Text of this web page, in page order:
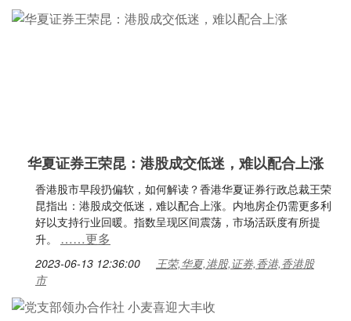
华夏证券王荣昆：港股成交低迷，难以配合上涨
香港股市早段扔偏软，如何解读？香港华夏证券行政总裁王荣
昆指出：港股成交低迷，难以配合上涨。内地房企仍需更多利
好以支持行业回暖。指数呈现区间震荡，市场活跃度有所提
升。 ……更多
2023-06-13 12:36:00
王荣,华夏,港股,证券,香港,香港股
市